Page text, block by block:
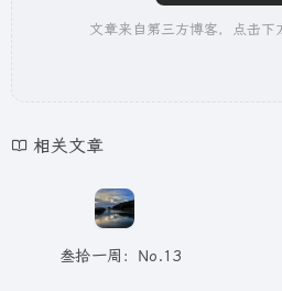
文章来自第三方博客，点击下
相关文章
叁拾一周：No.13